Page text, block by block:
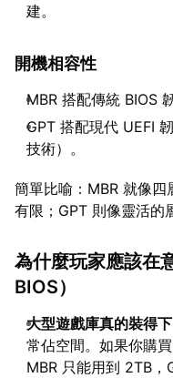
建。
開機相容性
MBR 搭配傳統 BIOS 韌
GPT 搭配現代 UEFI
技術）。
簡單比喻：MBR 就像
有限；GPT 則像靈活的
為什麼玩家應該在
BIOS）
大型遊戲庫真的裝得下
常佔空間。如果你購
MBR 只能用到 2TB，